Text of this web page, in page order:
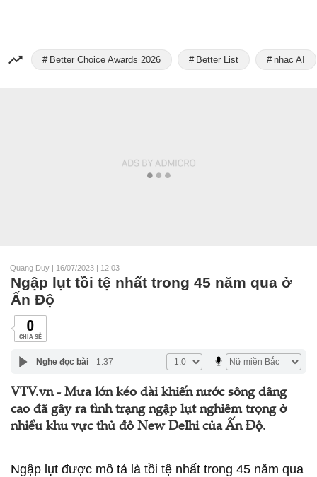
Better Choice Awards 2026 Better List nhạc AI
Quang Duy | 16/07/2023 | 12:03
Ngập lụt tồi tệ nhất trong 45 năm qua ở
Ấn Độ
0
CHIA SẺ
Nghe đọc bài 1:37
VTV.vn - Mưa lớn kéo dài khiến nước sông dâng
cao đã gây ra tình trạng ngập lụt nghiêm trọng ở
nhiều khu vực thủ đô New Delhi của Ấn Độ.
Ngập lụt được mô tả là tồi tệ nhất trong 45 năm qua